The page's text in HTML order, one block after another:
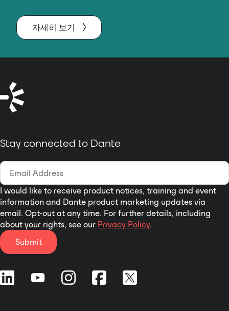
자세히 보기
Stay connected to Dante
I would like to receive product notices, training and event
information and Dante product marketing updates via
email. Opt-out at any time. For further details, including
about your rights, see our Privacy Policy.
Submit